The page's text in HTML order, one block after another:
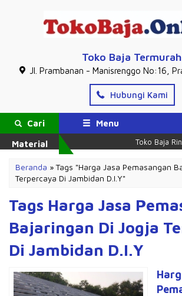
Toko Baja Termurah
Jl. Prambanan - Manisrenggo No:16,
Hubungi Kami
Cari
Material
Menu
Toko Baja
Beranda »Tags "Harga Jasa Pemasangan
Terpercaya Di Jambidan D.I.Y"
Tags Harga Jasa
Bajaringan Di Jogja
Di Jambidan D.I.Y